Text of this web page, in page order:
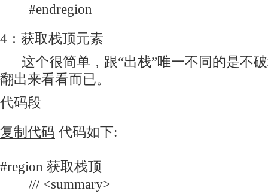
#endregion
4：获取栈顶元素
这个很简单，跟“出栈”唯一不同的是不
翻出来看看而已。
代码段
复制代码 代码如下:
#region 获取栈顶
/// <summary>